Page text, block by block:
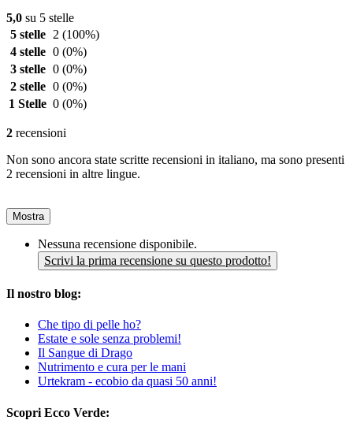
5,0 su 5 stelle
5 stelle
2 (100%)
4 stelle 0 (0%)
3 stelle 0 (0%)
2 stelle 0 (0%)
1 Stelle 0 (0%)
2 recensioni
Non sono ancora state scritte recensioni in italiano, ma sono presenti
2 recensioni in altre lingue.
Mostra
Nessuna recensione disponibile.
Scrivi la prima recensione su questo prodotto!
Il nostro blog:
Che tipo di pelle ho?
Estate e sole senza problemi!
Il Sangue di Drago
Nutrimento e cura per le mani
Urtekram - ecobio da quasi 50 anni!
Scopri Ecco Verde: